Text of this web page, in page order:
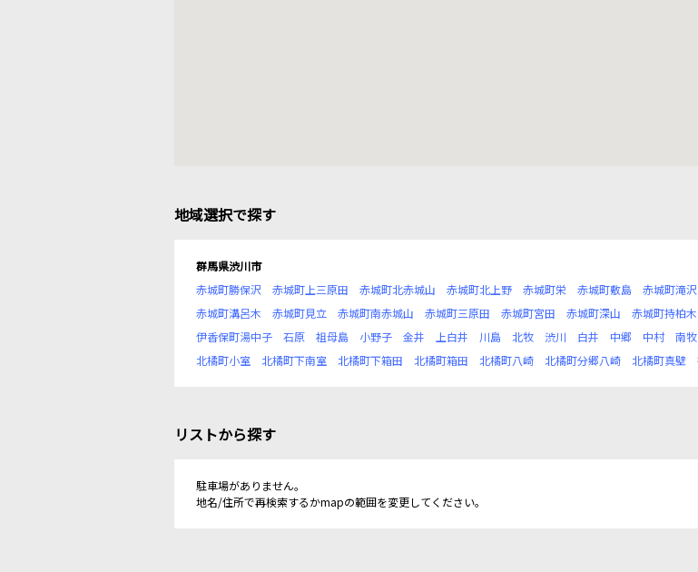
地域選択で探す
群馬県渋川市
赤城町勝保沢
赤城町上三原田 赤城町北赤城山 赤城町北上野 赤城町栄 赤城町敷島 赤城町滝沢
赤城町溝呂木
赤城町見立 赤城町南赤城山 赤城町三原田 赤城町宮田 赤城町深山 赤城町持柏木
伊香保町湯中子
石原 祖母島 小野子 金井 上白井 川島 北牧 渋川 白井 中郷 中村 南牧
北橘町小室
北橘町下南室 北橘町下箱田 北橘町箱田 北橘町八崎 北橘町分郷八崎 北橘町真壁
リストから探す
駐車場がありません。
地名/住所で再検索するかmapの範囲を変更してください。